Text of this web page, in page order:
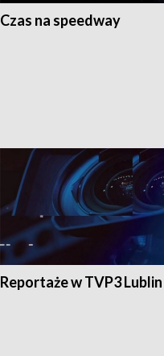
Czas na speedway
Reportaże w TVP3 Lublin